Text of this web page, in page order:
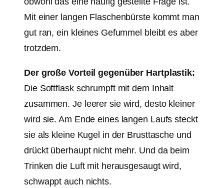
Mit einer langen Flaschenbürste kommt man
gut ran, ein kleines Gefummel bleibt es aber
trotzdem.
Der große Vorteil gegenüber Hartplastik:
Die Softflask schrumpft mit dem Inhalt
zusammen. Je leerer sie wird, desto kleiner
wird sie. Am Ende eines langen Laufs steckt
sie als kleine Kugel in der Brusttasche und
drückt überhaupt nicht mehr. Und da beim
Trinken die Luft mit herausgesaugt wird,
schwappt auch nichts.